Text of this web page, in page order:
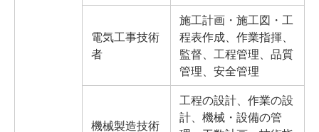
電気工事技術
者
施工計画・施工図・工
程表作成、作業指揮、
監督、工程管理、品質
管理、安全管理
機械製造技術
工程の設計、作業の設
計、機械・設備の管